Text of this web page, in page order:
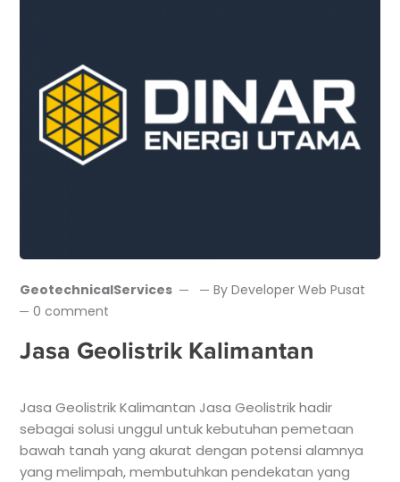
GeotechnicalServices ByDeveloper Web Pusat
0 comment
Jasa Geolistrik Kalimantan
Jasa Geolistrik Kalimantan Jasa Geolistrik hadir
sebagai solusi unggul untuk kebutuhan pemetaan
bawah tanah yang akurat dengan potensi alamnya
yang melimpah, membutuhkan pendekatan yang